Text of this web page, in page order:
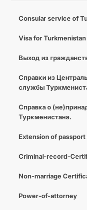
Consular service of
Visa for Turkmenistan
Выход из
Справки из
службы
Справка о
Туркменистана.
Extension of
Criminal-record-
Non-marriage
Power-of-attorney